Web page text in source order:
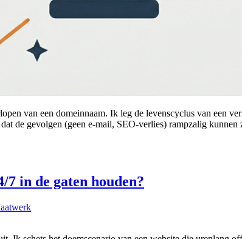
van een domeinnaam. Ik leg de levenscyclus van een
de gevolgen (geen e-mail, SEO-verlies) rampzalig
in de gaten houden?